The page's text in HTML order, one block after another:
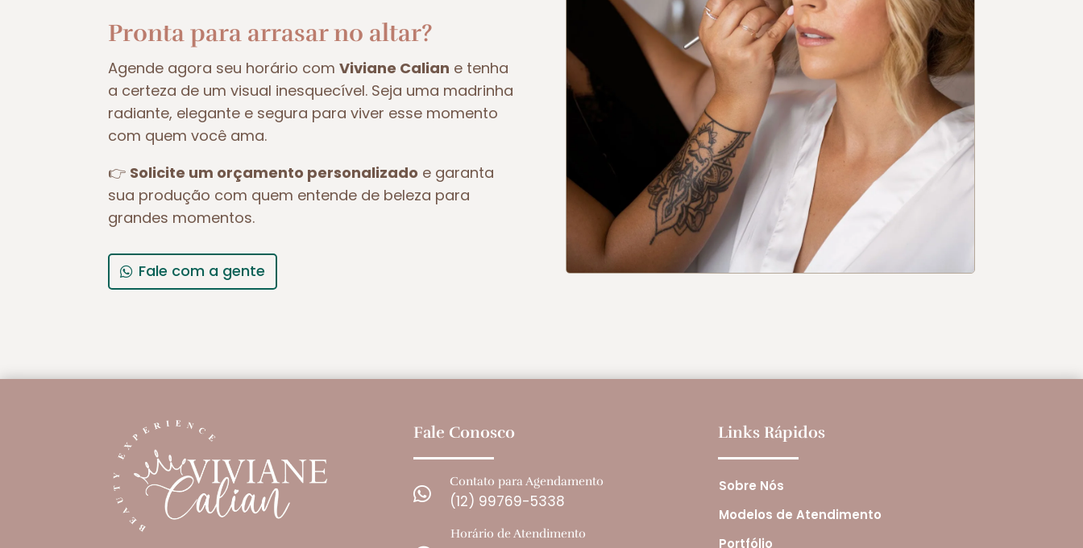
Pronta para arrasar no altar?
Agende agora seu horário comViviane Calian e tenha
a certeza de um visual inesquecível. Seja uma madrinha
radiante, elegante e segura para viver esse momento
com quem você ama.
👉 Solicite um orçamento personalizado e garanta
sua produção com quem entende de beleza para
grandes momentos.
Fale com a gente
Fale Conosco

Contato para Agendamento
(12) 99769-5338
Horário de Atendimento
Links Rápidos
Sobre Nós
Modelos de Atendimento
Portfólio